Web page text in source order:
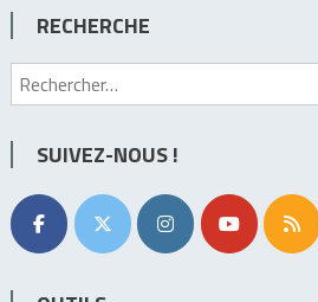
RECHERCHE
SUIVEZ-NOUS !